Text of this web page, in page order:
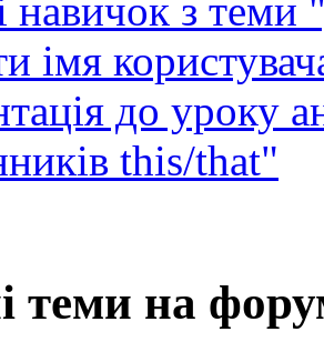
навичок з теми
імя
до уроку
this/that"
теми на